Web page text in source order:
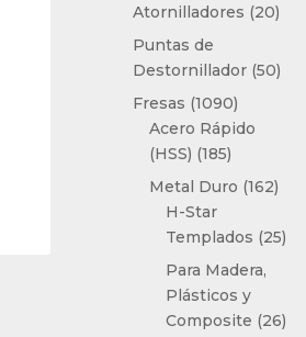
Atornilladores
2020
Puntas de
Destornillador 5050
Fresas 10901090
productos
Acero Rápido
(HSS) 185185
productos
Metal Duro 162162
H-Star
Templados
2525
Para Madera,
Plásticos y
Composite
2626